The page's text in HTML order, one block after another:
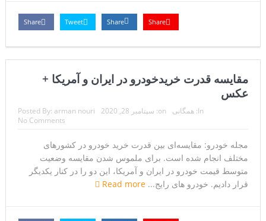
Share Tweet Share Share
مقایسه قدرت خریدخودرو در ایران و آمریکا +
عکس
Posted By: arman nouri on: سپتامبر 28, 2020 In: همگانی
No Comments
مجله خودرو: مقایسه‌ای بین قدرت خرید خودرو در کشور‌های
مختلف انجام شده است. برای ملموس شدن مقایسه وضعیت
متوسط قیمت خودرو در ایران و آمریکا، این دو را در کنار یکدیگر
قرار دادیم. خودرو های رایج... Read more